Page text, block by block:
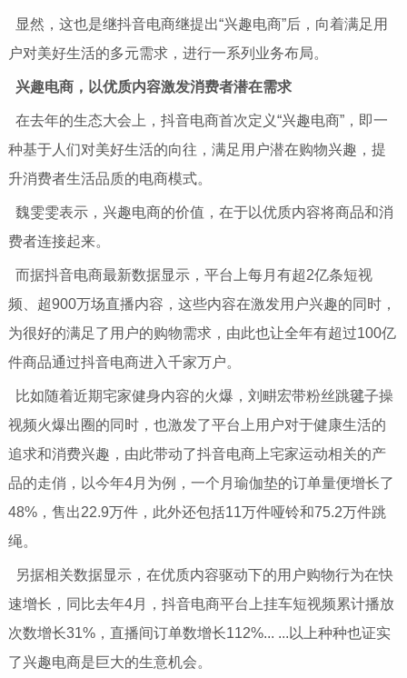
显然，这也是继抖音电商继提出“兴趣电商”后，向着满足用
户对美好生活的多元需求，进行一系列业务布局。
兴趣电商， 以优质内容激发消费者潜在需求
在去年的生态大会上，抖音电商首次定义“兴趣电商”，即一
种基于人们对美好生活的向往，满足用户潜在购物兴趣，提
升消费者生活品质的电商模式。
魏雯雯表示，兴趣电商的价值，在于以优质内容将商品和消
费者连接起来。
而据抖音电商最新数据显示，平台上每月有超2亿条短视
频、超900万场直播内容，这些内容在激发用户兴趣的同时，
为很好的满足了用户的购物需求，由此也让全年有超过100亿
件商品通过抖音电商进入千家万户。
比如随着近期宅家健身内容的火爆，刘畊宏带粉丝跳毽子操
视频火爆出圈的同时，也激发了平台上用户对于健康生活的
追求和消费兴趣，由此带动了抖音电商上宅家运动相关的产
品的走俏，以今年4月为例，一个月瑜伽垫的订单量便增长了
48%，售出22.9万件，此外还包括11万件哑铃和75.2万件跳
绳。
另据相关数据显示，在优质内容驱动下的用户购物行为在快
速增长，同比去年4月，抖音电商平台上挂车短视频累计播放
次数增长31%，直播间订单数增长112%... ...以上种种也证实
了兴趣电商是巨大的生意机会。